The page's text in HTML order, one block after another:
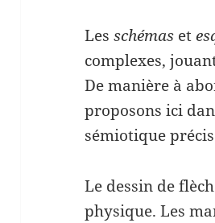
Lesschémas et
complexes,
De manière à
proposons ici
sémiotique
Le dessin de
physique. Les